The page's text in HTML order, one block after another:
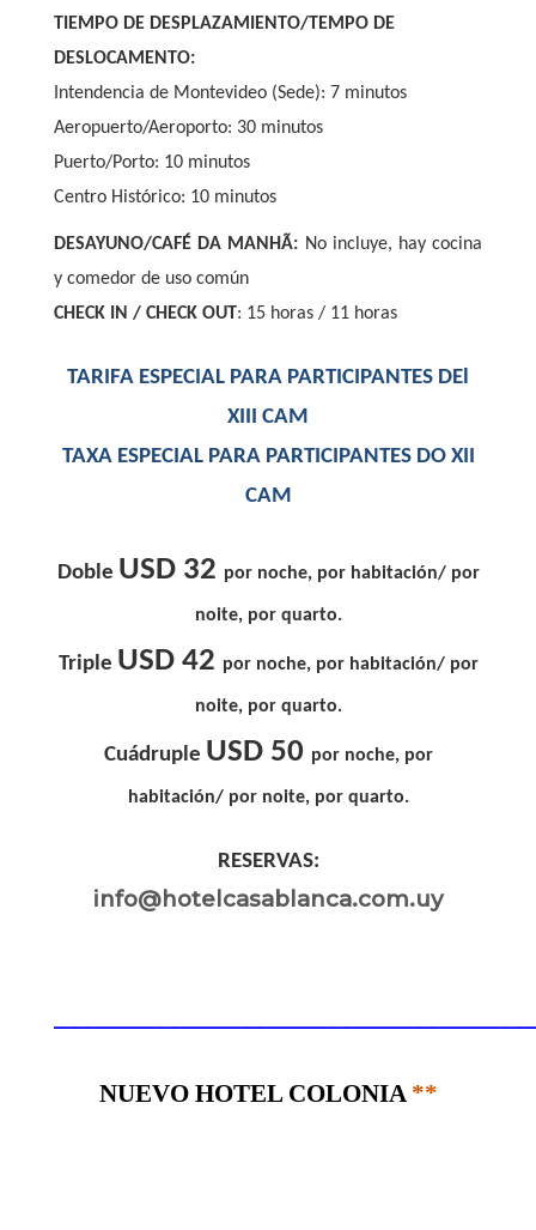
TIEMPO DE DESPLAZAMIENTO/TEMPO DE
DESLOCAMENTO:
Intendencia de Montevideo (Sede): 7 minutos
Aeropuerto/Aeroporto: 30 minutos
Puerto/Porto: 10 minutos
Centro Histórico: 10 minutos
DESAYUNO/CAFÉ DA MANHÃ: No incluye, hay cocina
y comedor de uso común
CHECK IN / CHECK OUT: 15 horas / 11 horas
TARIFA ESPECIAL PARA PARTICIPANTES DEl
XIII CAM
TAXA ESPECIAL PARA PARTICIPANTES DO XII
CAM
Doble USD 32 por noche, por habitación/ por
noite, por quarto.
Triple USD 42 por noche, por habitación/ por
noite, por quarto.
Cuádruple USD 50 por noche, por
habitación/ por noite, por quarto.
RESERVAS:
info@hotelcasablanca.com.uy
NUEVO HOTEL COLONIA **